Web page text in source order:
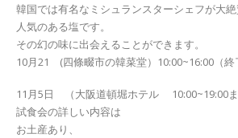
韓国では有名なミシュランスターシェフが大
人気のある塩です。
その幻の味に出会えることができます。
10月21 (四條畷市の韓菜堂）10:00~16:00（終
11月5日 （大阪道頓堀ホテル 10:00~19:00ま
試食会の詳しい内容は
お土産あり、